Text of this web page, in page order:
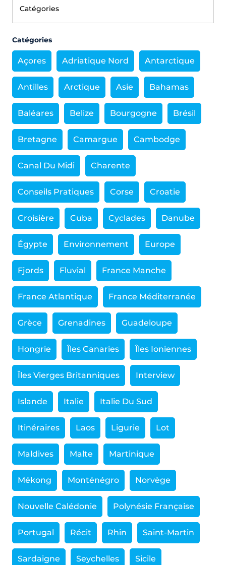
Catégories
Açores Adriatique Nord Antarctique
Antilles Arctique Asie Bahamas
Baléares Belize Bourgogne Brésil
Bretagne Camargue Cambodge
Canal Du Midi Charente
Conseils Pratiques Corse Croatie
Croisière Cuba Cyclades Danube
Égypte Environnement Europe
Fjords Fluvial France Manche
France Atlantique France Méditerranée
Grèce Grenadines Guadeloupe
Hongrie Îles Canaries Îles Ioniennes
Îles Vierges Britanniques Interview
Islande Italie Italie Du Sud
Itinéraires Laos Ligurie Lot
Maldives Malte Martinique
Mékong Monténégro Norvège
Nouvelle Calédonie Polynésie Française
Portugal Récit Rhin Saint-Martin
Sardaigne Seychelles Sicile